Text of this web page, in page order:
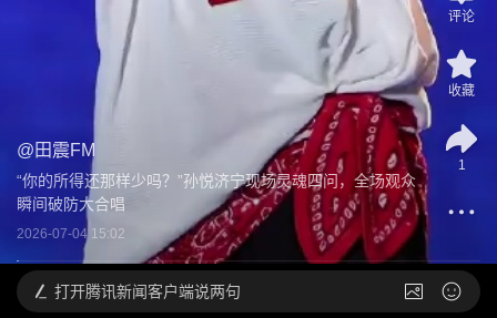
@田震FM
“你的所得还那样少吗？”孙悦济宁现场灵魂四问，全场观众
瞬间破防大合唱
2026-07-04 15:02
评论
收藏
1
打开腾讯新闻客户端说两句